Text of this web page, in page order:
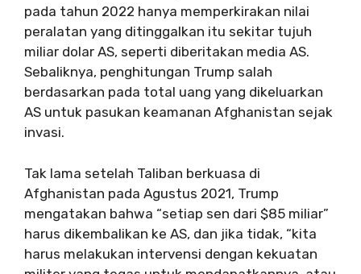
pada tahun 2022 hanya memperkirakan nilai
peralatan yang ditinggalkan itu sekitar tujuh
miliar dolar AS, seperti diberitakan media AS.
Sebaliknya, penghitungan Trump salah
berdasarkan pada total uang yang dikeluarkan
AS untuk pasukan keamanan Afghanistan sejak
invasi.
Tak lama setelah Taliban berkuasa di
Afghanistan pada Agustus 2021, Trump
mengatakan bahwa “setiap sen dari $85 miliar”
harus dikembalikan ke AS, dan jika tidak, “kita
harus melakukan intervensi dengan kekuatan